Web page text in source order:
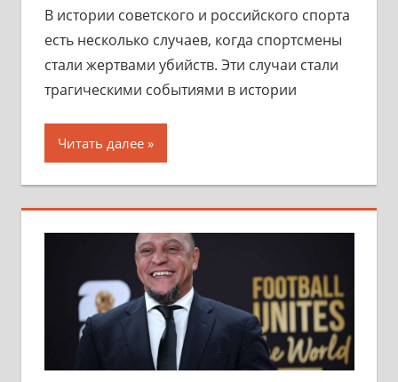
В истории советского и российского спорта
есть несколько случаев, когда спортсмены
стали жертвами убийств. Эти случаи стали
трагическими событиями в истории
Читать далее